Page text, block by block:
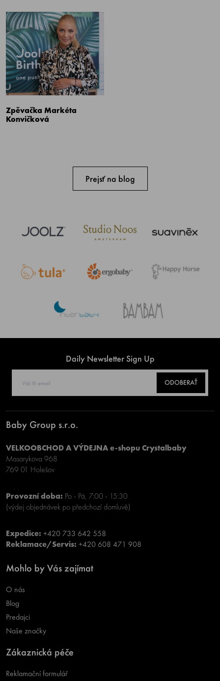
Zpěvačka Markéta
Konvičková
Prejsť na blog
Daily Newsletter Sign Up
ODOBERAŤ
Baby Group s.r.o.
VELKOOBCHOD A VÝDEJNA e-shopu Crystalbaby
Masarykova 968
769 01 Holešov
Provozní doba: Po - Pá, 7:00 - 15:30
(výdej objednávek po předchozí domluvě)
Expedice: +420 733 642 558
Reklamace/Servis: +420 608 471 908
Mohlo by Vás zajímat
O nás
Blog
Predajci
Naše značky
Zákaznická péče
Reklamační formulář